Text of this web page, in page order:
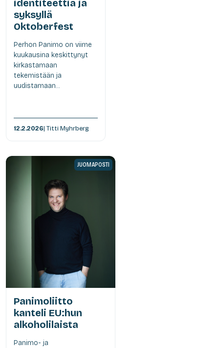
identiteettiä ja
syksyllä
Oktoberfest
Perhon Panimo on viime
kuukausina keskittynyt
kirkastamaan
tekemistään ja
uudistamaan...
12.2.2026| Titti Myhrberg
JUOMAPOSTI
Panimoliitto
kanteli EU:hun
alkoholilaista
Panimo- ja